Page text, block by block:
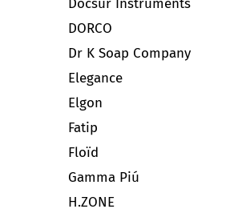
Docsur Instruments
DORCO
Dr K Soap Company
Elegance
Elgon
Fatip
Floïd
Gamma Piú
H.ZONE